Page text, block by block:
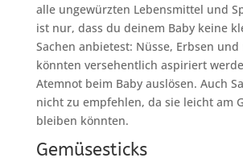
alle ungewürzten Lebensmittel und
ist nur, dass du deinem Baby keine
Sachen anbietest: Nüsse, Erbsen
könnten versehentlich aspiriert
Atemnot beim Baby auslösen. Auch
nicht zu empfehlen, da sie leicht am
bleiben könnten.
Gemüsesticks